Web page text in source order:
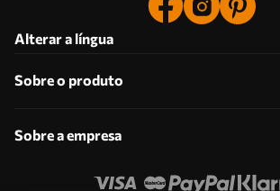
Alterar a língua
Sobre o produto
Sobre a empresa